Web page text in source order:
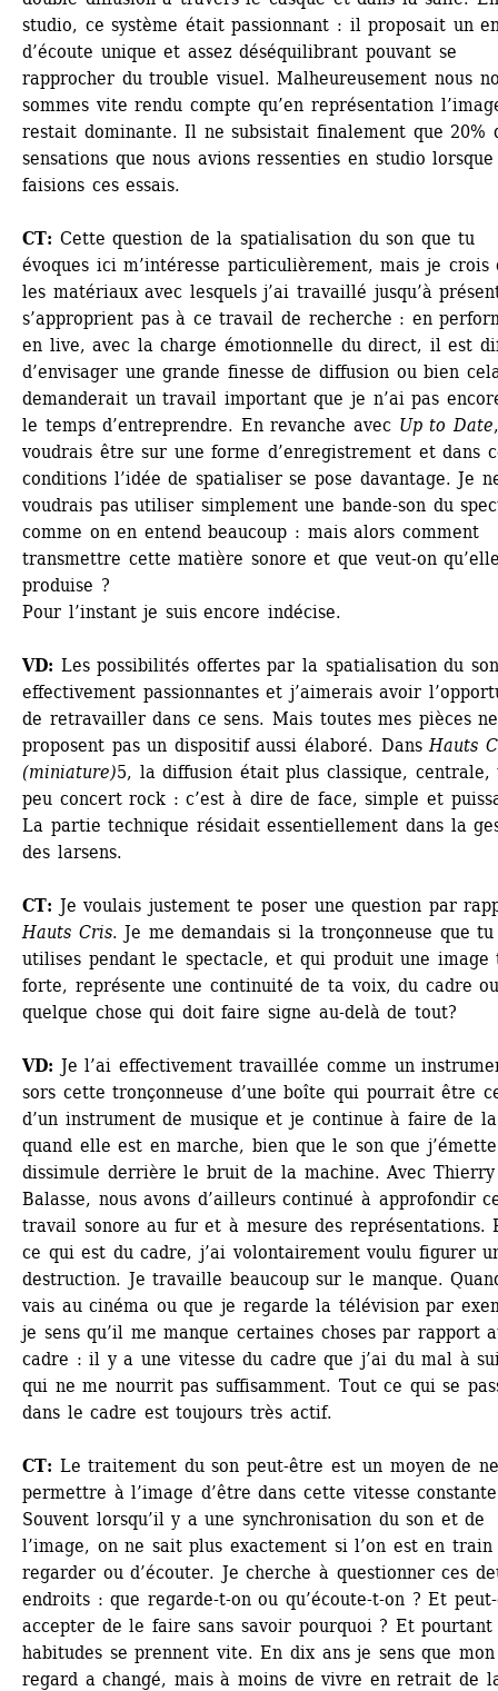
studio, ce système était passionnant : il proposait un
d’écoute unique et assez déséquilibrant pouvant se
rapprocher du trouble visuel. Malheureusement nous
sommes vite rendu compte qu’en représentation
restait dominante. Il ne subsistait finalement que 20%
sensations que nous avions ressenties en studio lorsque
faisions ces essais.
CT: Cette question de la spatialisation du son que tu
évoques ici m’intéresse particulièrement, mais je crois
les matériaux avec lesquels j’ai travaillé jusqu’à
s’approprient pas à ce travail de recherche : en
en live, avec la charge émotionnelle du direct, il est
d’envisager une grande finesse de diffusion ou bien
demanderait un travail important que je n’ai pas
le temps d’entreprendre. En revanche avec Up to Date
voudrais être sur une forme d’enregistrement et dans
conditions l’idée de spatialiser se pose davantage. Je
voudrais pas utiliser simplement une bande-son du
comme on en entend beaucoup : mais alors comment
transmettre cette matière sonore et que veut-on
produise ?
Pour l’instant je suis encore indécise.
VD: Les possibilités offertes par la spatialisation du
effectivement passionnantes et j’aimerais avoir
de retravailler dans ce sens. Mais toutes mes pièces ne
proposent pas un dispositif aussi élaboré. Dans Hauts
(miniature)5, la diffusion était plus classique, centrale,
peu concert rock : c’est à dire de face, simple et
La partie technique résidait essentiellement dans la
des larsens.
CT: Je voulais justement te poser une question par
Hauts Cris. Je me demandais si la tronçonneuse que tu
utilises pendant le spectacle, et qui produit une image
forte, représente une continuité de ta voix, du cadre
quelque chose qui doit faire signe au-delà de tout?
VD: Je l’ai effectivement travaillée comme un
sors cette tronçonneuse d’une boîte qui pourrait être
d’un instrument de musique et je continue à faire de
quand elle est en marche, bien que le son que
dissimule derrière le bruit de la machine. Avec Thierry
Balasse, nous avons d’ailleurs continué à approfondir
travail sonore au fur et à mesure des représentations.
ce qui est du cadre, j’ai volontairement voulu figurer
destruction. Je travaille beaucoup sur le manque.
vais au cinéma ou que je regarde la télévision par
je sens qu’il me manque certaines choses par rapport
cadre : il y a une vitesse du cadre que j’ai du mal à
qui ne me nourrit pas suffisamment. Tout ce qui se
dans le cadre est toujours très actif.
CT: Le traitement du son peut-être est un moyen de
permettre à l’image d’être dans cette vitesse
Souvent lorsqu’il y a une synchronisation du son et de
l’image, on ne sait plus exactement si l’on est en train
regarder ou d’écouter. Je cherche à questionner ces
endroits : que regarde-t-on ou qu’écoute-t-on ? Et
accepter de le faire sans savoir pourquoi ? Et pourtant
habitudes se prennent vite. En dix ans je sens que mon
regard a changé, mais à moins de vivre en retrait de